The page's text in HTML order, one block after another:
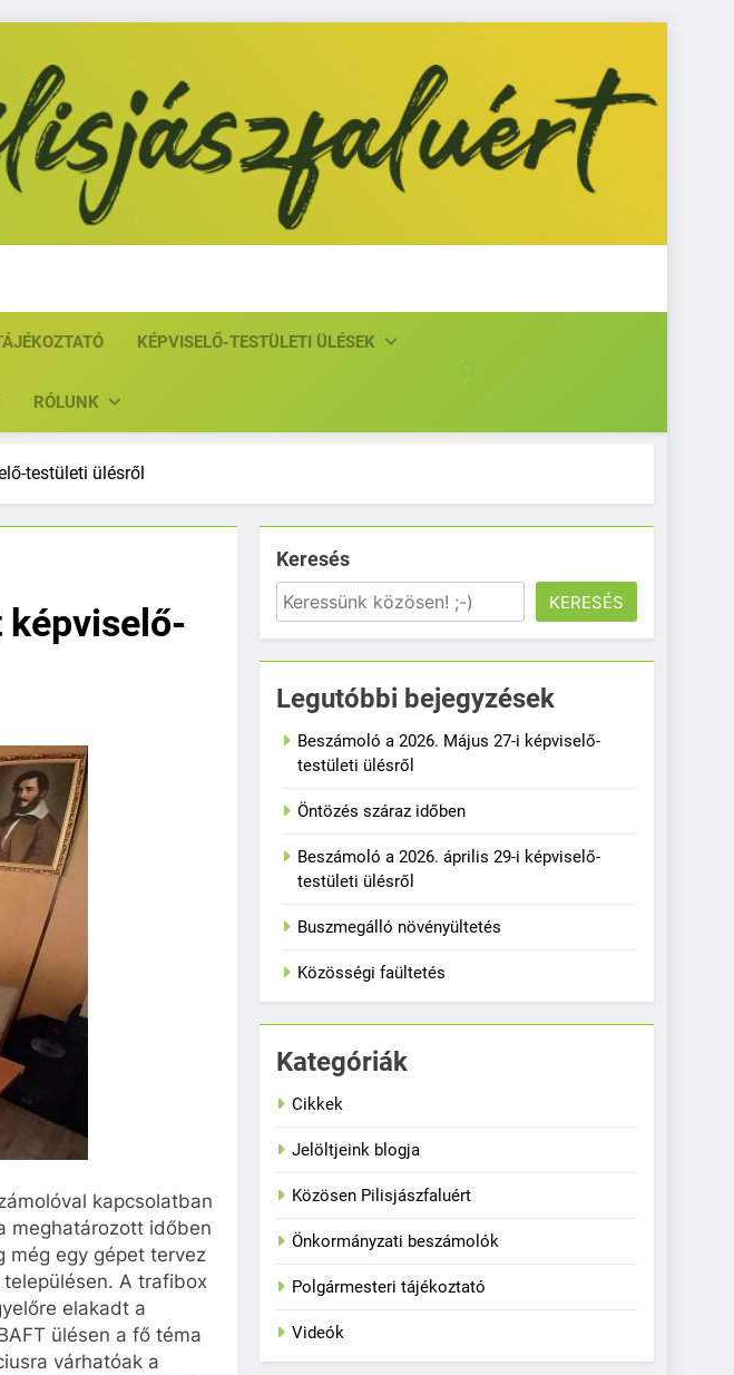
Pilisjászfaluért
KÉPVISELŐ-TESTÜLETI ÜLÉSEK
RÓLUNK
testületi ülésről
képviselő-
kapcsolatban
meghatározott időben
még egy gépet tervez
A trafibox
elakadt a
ülésen a fő téma
várhatóak a
Keresés
KERESÉS
Legutóbbi bejegyzések
Beszámoló a 2026. Május 27-i képviselő-
testületi ülésről
Öntözés száraz időben
Beszámoló a 2026. április 29-i képviselő-
testületi ülésről
Buszmegálló növényültetés
Közösségi faültetés
Kategóriák
Cikkek
Jelöltjeink blogja
Közösen Pilisjászfaluért
Önkormányzati beszámolók
Polgármesteri tájékoztató
Videók